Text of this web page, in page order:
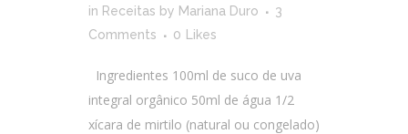
in Receitas by Mariana Duro
3
Comments
0 Likes
Ingredientes 100ml de suco de uva
integral orgânico 50ml de água 1/2
xícara de mirtilo (natural ou congelado)